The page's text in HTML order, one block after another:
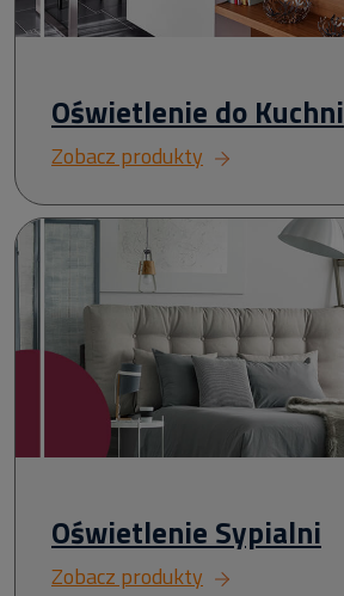
Oświetlenie do Kuchni
Zobacz produkty
Oświetlenie Sypialni
Zobacz produkty